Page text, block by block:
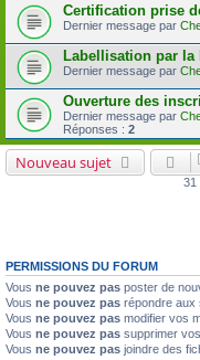
Certification prise
Dernier message par
Labellisation par la
Dernier message par
Ouverture des
Dernier message par
Réponses : 2
Nouveau sujet
31
PERMISSIONS DU FORUM
Vous ne pouvez pas poster de
Vous ne pouvez pas répondre aux
Vous ne pouvez pas modifier vos
Vous ne pouvez pas supprimer
Vous ne pouvez pas joindre des